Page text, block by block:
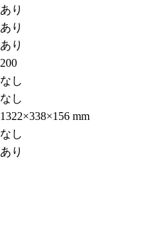
あり
あり
あり
200
なし
なし
1322×338×156 mm
なし
あり